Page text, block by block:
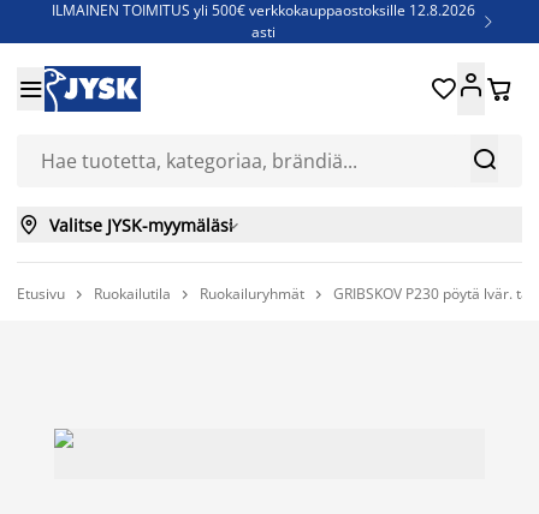
ILMAINEN TOIMITUS yli 500€ verkkokauppaostoksille 12.8.2026
asti

Jenkkisänkyjä - Säästä jopa 60%


 
 Valitse JYSK-myymäläsi
Etusivu  Ruokailutila  Ruokailuryhmät  GRIBSKOV P230 pöytä lvär.